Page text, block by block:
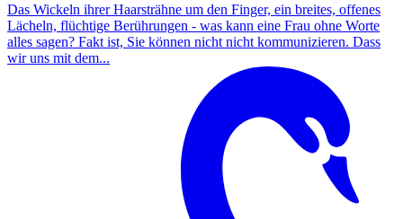
Das Wickeln ihrer Haarsträhne um den Finger, ein breites, offenes
Lächeln, flüchtige Berührungen - was kann eine Frau ohne Worte
alles sagen? Fakt ist, Sie können nicht nicht kommunizieren. Dass
wir uns mit dem...